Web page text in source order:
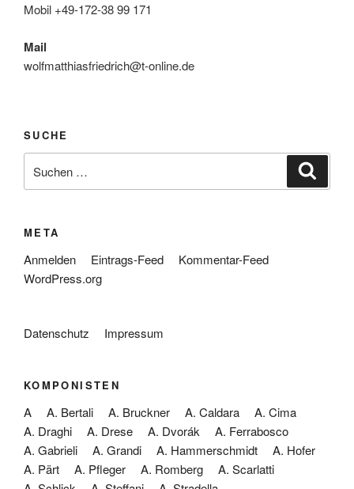
Mobil +49-172-38 99 171
Mail
wolfmatthiasfriedrich@t-online.de
SUCHE
nach:
META
Anmelden Eintrags-Feed
Kommentar-Feed
WordPress.org
Datenschutz Impressum
KOMPONISTEN
A A. Bertali A. Bruckner A. Caldara
A. Cima
A. Draghi
A. Drese A. Dvorák
A. Ferrabosco
A. Gabrieli
A. Grandi A. Hammerschmidt
A. Hofer
A. Pärt
A. Pfleger A. Romberg
A. Scarlatti